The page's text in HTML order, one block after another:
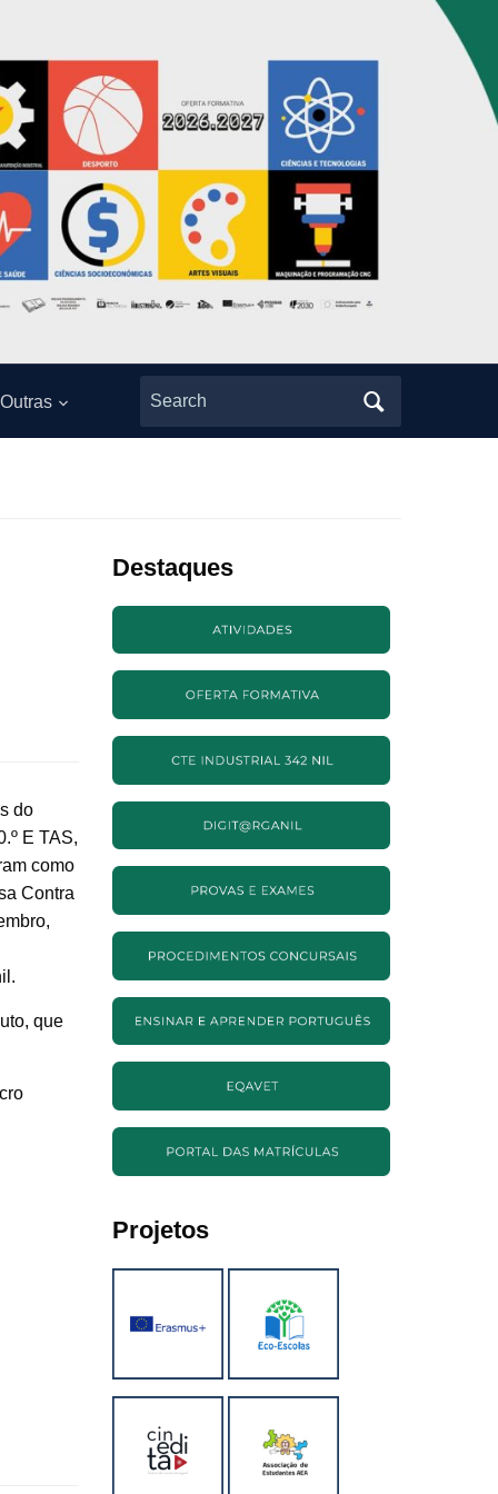
Outras
Search
for:
do
E TAS,
como
Contra
que
Destaques
Projetos